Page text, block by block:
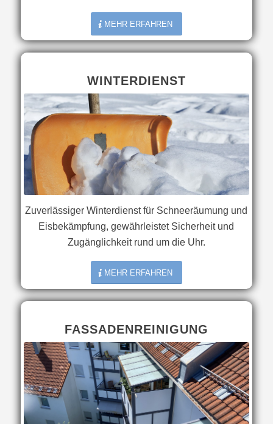
MEHR ERFAHREN
WINTERDIENST
Zuverlässiger Winterdienst für Schneeräumung und
Eisbekämpfung, gewährleistet Sicherheit und
Zugänglichkeit rund um die Uhr.
MEHR ERFAHREN
FASSADENREINIGUNG